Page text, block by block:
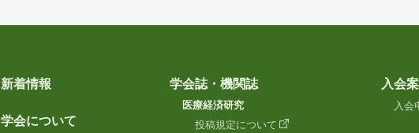
新着情報
学会について
学会誌・機関誌
医療経済研究
投稿規定について
入会
入会